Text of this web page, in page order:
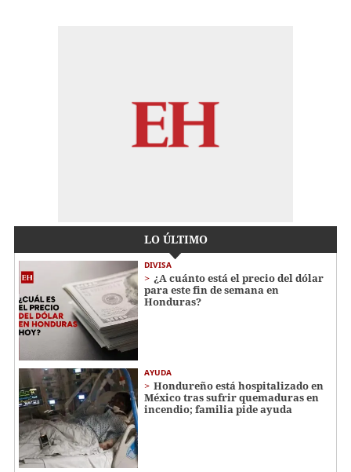
LO ÚLTIMO
DIVISA
¿A cuánto está el precio del dólar
para este fin de semana en
Honduras?
AYUDA
Hondureño está hospitalizado en
México tras sufrir quemaduras en
incendio; familia pide ayuda